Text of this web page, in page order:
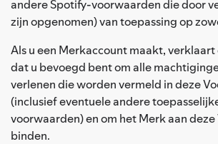
andere Spotify-voorwaarden die door
zijn opgenomen) van toepassing op
Als u een Merkaccount maakt,
dat u bevoegd bent om alle
verlenen die worden vermeld in deze
(inclusief eventuele andere
voorwaarden) en om het Merk aan
binden.